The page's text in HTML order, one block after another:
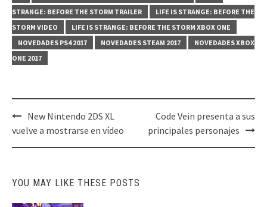
STRANGE: BEFORE THE STORM TRAILER
LIFE IS STRANGE: BEFORE THE
STORM VIDEO
LIFE IS STRANGE: BEFORE THE STORM XBOX ONE
NOVEDADES PS4 2017
NOVEDADES STEAM 2017
NOVEDADES XBOX
ONE 2017
Post
navigation
New Nintendo 2DS XL
vuelve a mostrarse en vídeo
Code Vein presenta a sus
principales personajes
YOU MAY LIKE THESE POSTS